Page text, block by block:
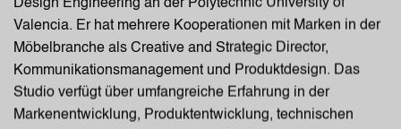
Design Engineering an der Polytechnic University of
Valencia. Er hat mehrere Kooperationen mit Marken in der
Möbelbranche als Creative and Strategic Director,
Kommunikationsmanagement und Produktdesign. Das
Studio verfügt über umfangreiche Erfahrung in der
Markenentwicklung, Produktentwicklung, technischen